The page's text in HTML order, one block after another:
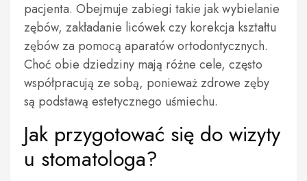
pacjenta. Obejmuje zabiegi takie jak wybielanie
zębów, zakładanie licówek czy korekcja kształtu
zębów za pomocą aparatów ortodontycznych.
Choć obie dziedziny mają różne cele, często
współpracują ze sobą, ponieważ zdrowe zęby
są podstawą estetycznego uśmiechu.
Jak przygotować się do wizyty
u stomatologa?